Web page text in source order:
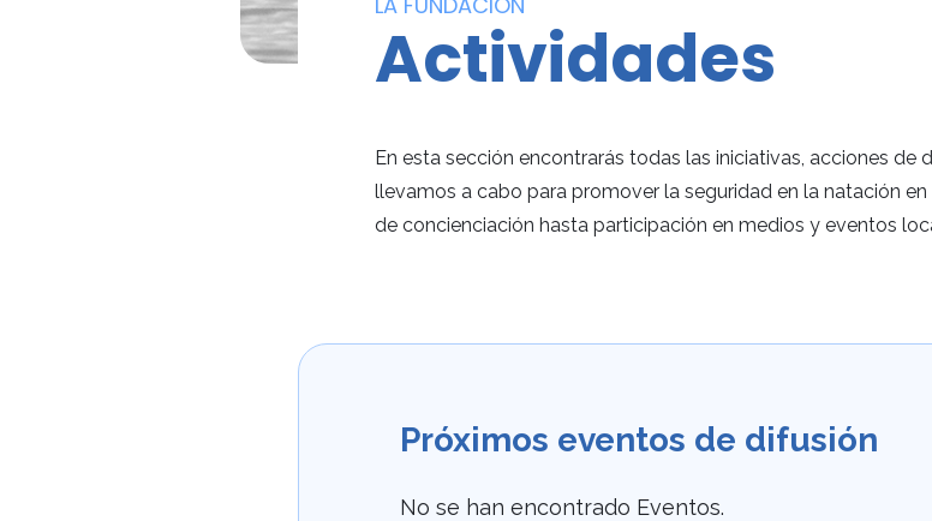
Actividades
En esta sección encontrarás todas las iniciativas, acciones de
llevamos a cabo para promover la seguridad en la natación
de concienciación hasta participación en medios y eventos
Próximos eventos de difusión
No se han encontrado Eventos.